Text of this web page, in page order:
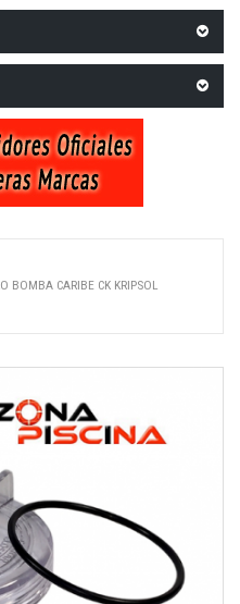
BOMBA CARIBE CK KRIPSOL